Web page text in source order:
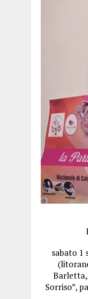
sabato 1
Barletta,
Sorriso”,